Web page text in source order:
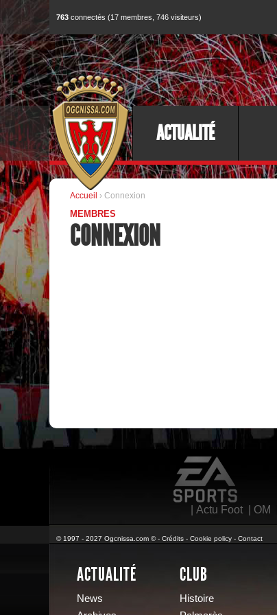
763 connectés (17 membres, 746 visiteurs)
ACTUALITÉ
Accueil › Connexion
MEMBRES
CONNEXION
Actu Foot| OM
© 1997 - 2027 Ogcnissa.com © - Crédits - Cookie policy - Contact
ACTUALITÉ
News
CLUB
Histoire